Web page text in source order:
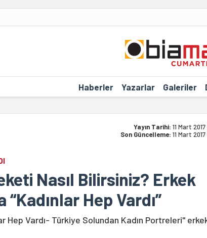
Haberler Yazarlar Galeriler
Yayın Tarihi: 11 Mart
Son Güncelleme: 11 Mart
Nasıl Bilirsiniz? Erkek
Hep Vardı”
Hep Vardı- Türkiye Solundan Kadın Portreleri"